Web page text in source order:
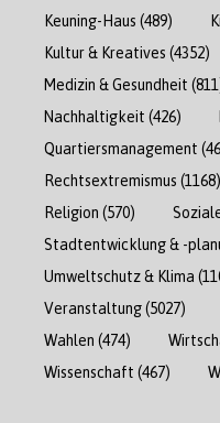
Keuning-Haus (489)
Kultur & Kreatives (4352)
Medizin & Gesundheit
Nachhaltigkeit (426)
Quartiersmanagement
Rechtsextremismus (1168)
Religion (570)
Stadtentwicklung & -
Umweltschutz & Klima
Veranstaltung(5027)
Wahlen (474)
Wissenschaft (467)